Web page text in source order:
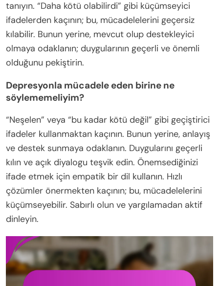
tanıyın. “Daha kötü olabilirdi” gibi küçümseyici
ifadelerden kaçının; bu, mücadelelerini geçersiz
kılabilir. Bunun yerine, mevcut olup destekleyici
olmaya odaklanın; duygularının geçerli ve önemli
olduğunu pekiştirin.
Depresyonla mücadele eden birine ne
söylememeliyim?
“Neşelen” veya “bu kadar kötü değil” gibi geçiştirici
ifadeler kullanmaktan kaçının. Bunun yerine, anlayış
ve destek sunmaya odaklanın. Duygularını geçerli
kılın ve açık diyalogu teşvik edin. Önemsediğinizi
ifade etmek için empatik bir dil kullanın. Hızlı
çözümler önermekten kaçının; bu, mücadelelerini
küçümseyebilir. Sabırlı olun ve yargılamadan aktif
dinleyin.